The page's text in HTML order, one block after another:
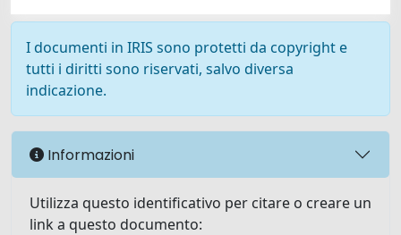
I documenti in IRIS sono protetti da copyright e
tutti i diritti sono riservati, salvo diversa
indicazione.
Informazioni
Utilizza questo identificativo per citare o creare un
link a questo documento: